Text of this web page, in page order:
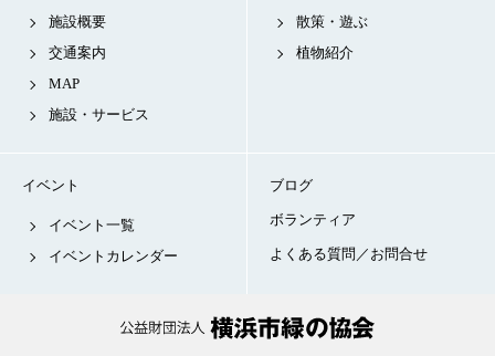
施設概要
交通案内
MAP
施設・サービス
散策・遊ぶ
植物紹介
イベント
イベント一覧
イベントカレンダー
ブログ
ボランティア
よくある質問／お問合せ